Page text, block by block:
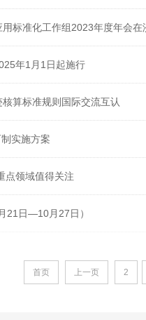
标准化工作组2023年度年会在
年1月1日起施行
算标准规则国际交流互认
实施方案
大有可为 四大重点领域值得关注
21日—10月27日）
首页 上一页 2